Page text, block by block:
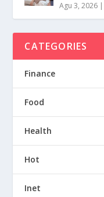
Agu 3, 2026 |
CATEGORIES
Finance
Food
Health
Hot
Inet